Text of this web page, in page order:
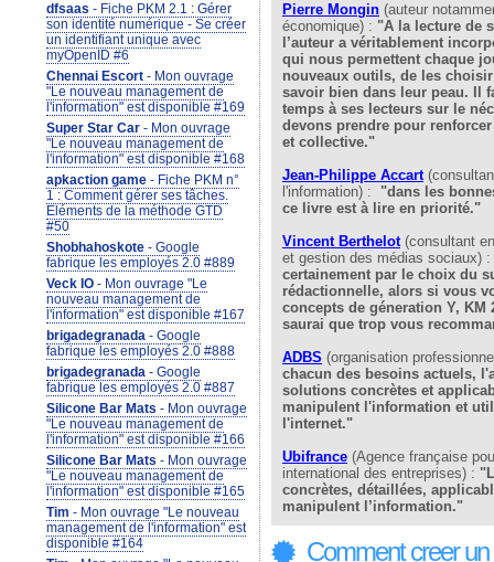
dfsaas - Fiche PKM 2.1 : Gérer
son identité numérique - Se créer
un identifiant unique avec
myOpenID #6
Chennai Escort - Mon ouvrage
"Le nouveau management de
l'information" est disponible #169
Super Star Car - Mon ouvrage
"Le nouveau management de
l'information" est disponible #168
apkaction game - Fiche PKM n°
1 : Comment gérer ses tâches.
Eléments de la méthode GTD
#50
Shobhahoskote - Google
fabrique les employés 2.0 #889
Veck IO - Mon ouvrage "Le
nouveau management de
l'information" est disponible #167
brigadegranada - Google
fabrique les employés 2.0 #888
brigadegranada - Google
fabrique les employés 2.0 #887
Silicone Bar Mats - Mon ouvrage
"Le nouveau management de
l'information" est disponible #166
Silicone Bar Mats - Mon ouvrage
"Le nouveau management de
l'information" est disponible #165
Tim - Mon ouvrage "Le nouveau
management de l'information" est
disponible #164
Pierre Mongin (auteur
économique) : "A la lecture de
l’auteur a véritablement
qui nous permettent chaque
nouveaux outils, de les
savoir bien dans leur peau. Il
temps à ses lecteurs sur le
devons prendre pour
et collective."
Jean-Philippe Accart
l'information) : "dans les
ce livre est à lire en priorité."
Vincent Berthelot(consultant
et gestion des médias sociaux) :
certainement par le choix du
rédactionnelle, alors si vous
concepts de géneration Y, KM
saurai que trop vous
ADBS (organisation
chacun des besoins actuels,
solutions concrètes et
manipulent l'information et
l'internet."
Ubifrance (Agence française
international des entreprises) :
concrètes, détaillées,
manipulent l’information."
Comment creer